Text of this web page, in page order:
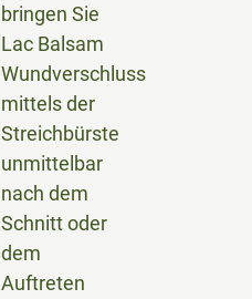
bringen Sie
Lac Balsam
Wundverschluss
mittels der
Streichbürste
unmittelbar
nach dem
Schnitt oder
dem
Auftreten